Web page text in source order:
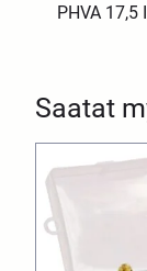
Saatat
PHVA 17,5